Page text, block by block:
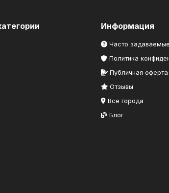
Информация
Часто
Политика
Публичная оферта
Отзывы
Все города
Блог